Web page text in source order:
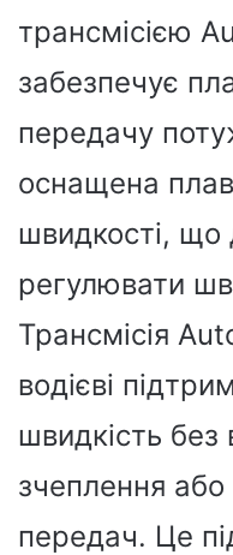
трансмісією
забезпечує
передачу
оснащена
швидкості, що
регулювати
Трансмісія
водієві
швидкість без
зчеплення
передач. Це